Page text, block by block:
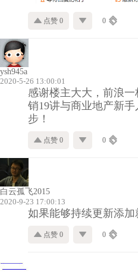
点赞 0 0
ysh945a
2020-5-26 13:00:01
感谢楼主大大，前浪
销19讲与商业地产新
步！
点赞 0 0
白云孤飞2015
2020-9-23 17:00:13
如果能够持续更新添加
点赞 0 0